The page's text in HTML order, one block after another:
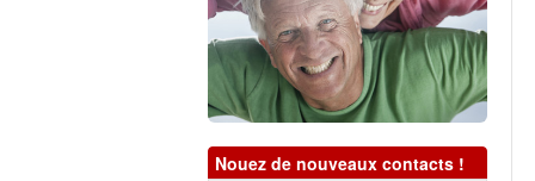
Nouez de nouveaux contacts !